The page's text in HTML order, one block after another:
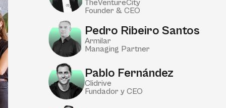
TheVentureCity
Founder & CEO
Pedro Ribeiro Santos
Armilar
Managing Partner
Pablo Fernández
Clidrive
Fundador y CEO